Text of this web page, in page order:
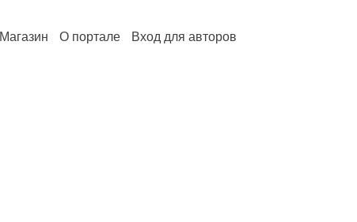
Магазин О портале Вход для авторов